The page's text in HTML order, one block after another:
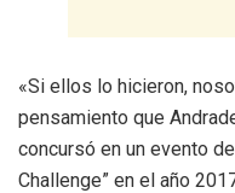
«Si ellos lo hicieron,
pensamiento que
concursó en un evento
Challenge” en el año